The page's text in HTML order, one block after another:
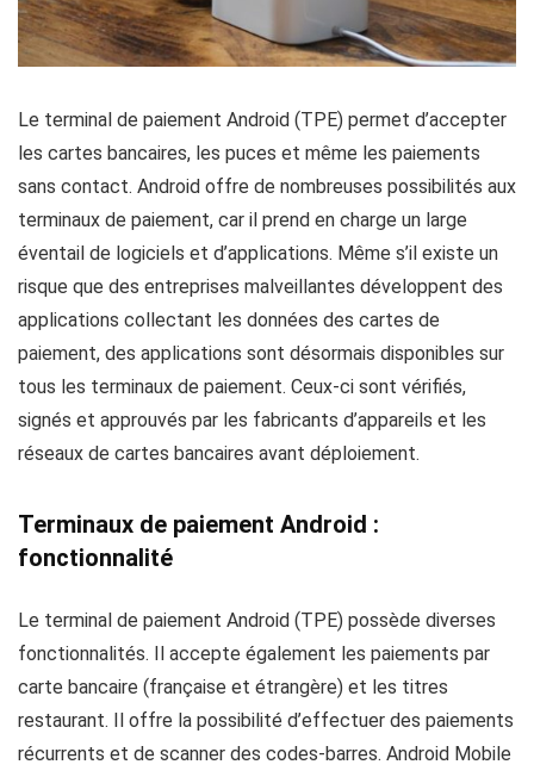
Le terminal de paiement Android (TPE) permet d’accepter
les cartes bancaires, les puces et même les paiements
sans contact. Android offre de nombreuses possibilités aux
terminaux de paiement, car il prend en charge un large
éventail de logiciels et d’applications. Même s’il existe un
risque que des entreprises malveillantes développent des
applications collectant les données des cartes de
paiement, des applications sont désormais disponibles sur
tous les terminaux de paiement. Ceux-ci sont vérifiés,
signés et approuvés par les fabricants d’appareils et les
réseaux de cartes bancaires avant déploiement.
Terminaux de paiement Android :
fonctionnalité
Le terminal de paiement Android (TPE) possède diverses
fonctionnalités. Il accepte également les paiements par
carte bancaire (française et étrangère) et les titres
restaurant. Il offre la possibilité d’effectuer des paiements
récurrents et de scanner des codes-barres. Android Mobile